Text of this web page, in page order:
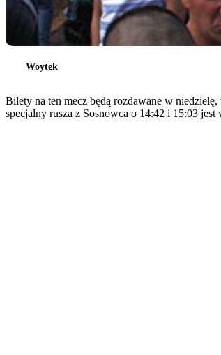
Woytek
Bilety na ten mecz będą rozdawane w
specjalny rusza z Sosnowca o 14:42 i 15:03